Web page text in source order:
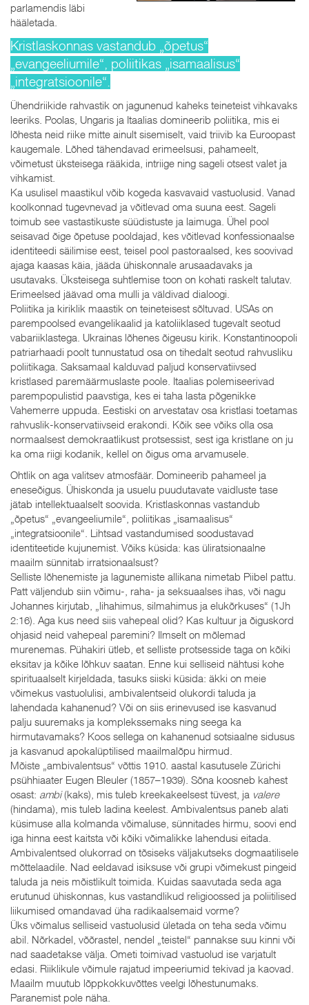
parlamendis läbi
hääletada.
Kristlaskonnas vastandub „õpetus“
„evangeeliumile“, poliitikas „isamaalisus“
„integratsioonile“.
Ühendriikide rahvastik on jagunenud kaheks teineteist vihkavaks
leeriks. Poolas, Ungaris ja Itaalias domineerib poliitika, mis ei
lõhesta neid riike mitte ainult sisemiselt, vaid triivib ka Euroopast
kaugemale. Lõhed tähendavad erimeelsusi, pahameelt,
võimetust üksteisega rääkida, intriige ning sageli otsest valet ja
vihkamist.
Ka usulisel maastikul võib kogeda kasvavaid vastuolusid. Vanad
koolkonnad tugevnevad ja võitlevad oma suuna eest. Sageli
toimub see vastastikuste süüdistuste ja laimuga. Ühel pool
seisavad õige õpetuse pooldajad, kes võitlevad konfessionaalse
identiteedi säilimise eest, teisel pool pastoraalsed, kes soovivad
ajaga kaasas käia, jääda ühiskonnale arusaadavaks ja
usutavaks. Üksteisega suhtlemise toon on kohati raskelt talutav.
Erimeelsed jäävad oma mulli ja väldivad dialoogi.
Poliitika ja kiriklik maastik on teineteisest sõltuvad. USAs on
parempoolsed evangelikaalid ja katoliiklased tugevalt seotud
vabariiklastega. Ukrainas lõhenes õigeusu kirik. Konstantinoopoli
patriarhaadi poolt tunnustatud osa on tihedalt seotud rahvusliku
poliitikaga. Saksamaal kalduvad paljud konservatiivsed
kristlased paremäärmuslaste poole. Itaalias polemiseerivad
parempopulistid paavstiga, kes ei taha lasta põgenikke
Vahemerre uppuda. Eestiski on arvestatav osa kristlasi toetamas
rahvuslik-konservatiivseid erakondi. Kõik see võiks olla osa
normaalsest demokraatlikust protsessist, sest iga kristlane on ju
ka oma riigi kodanik, kellel on õigus oma arvamusele.
Ohtlik on aga valitsev atmosfäär. Domineerib pahameel ja
eneseõigus. Ühiskonda ja usuelu puudutavate vaidluste tase
jätab intellektuaalselt soovida. Kristlaskonnas vastandub
„õpetus“ „evangeeliumile“, poliitikas „isamaalisus“
„integratsioonile“. Lihtsad vastandumised soodustavad
identiteetide kujunemist. Võiks küsida: kas üliratsionaalne
maailm sünnitab irratsionaalsust?
Selliste lõhenemiste ja lagunemiste allikana nimetab Piibel pattu.
Patt väljendub siin võimu-, raha- ja seksuaalses ihas, või nagu
Johannes kirjutab, „lihahimus, silmahimus ja elukõrkuses“ (1Jh
2:16). Aga kus need siis vahepeal olid? Kas kultuur ja õiguskord
ohjasid neid vahepeal paremini? Ilmselt on mõlemad
murenemas. Pühakiri ütleb, et selliste protsesside taga on kõiki
eksitav ja kõike lõhkuv saatan. Enne kui selliseid nähtusi kohe
spirituaalselt kirjeldada, tasuks siiski küsida: äkki on meie
võimekus vastuolulisi, ambivalentseid olukordi taluda ja
lahendada kahanenud? Või on siis erinevused ise kasvanud
palju suuremaks ja komplekssemaks ning seega ka
hirmutavamaks? Koos sellega on kahanenud sotsiaalne sidusus
ja kasvanud apokalüptilised maailmalõpu hirmud.
Mõiste „ambivalentsus“ võttis 1910. aastal kasutusele Zürichi
psühhiaater Eugen Bleuler (1857–1939). Sõna koosneb kahest
osast: ambi(kaks), mis tuleb kreekakeelsest tüvest, ja valere
(hindama), mis tuleb ladina keelest. Ambivalentsus paneb alati
küsimuse alla kolmanda võimaluse, sünnitades hirmu, soovi end
iga hinna eest kaitsta või kõiki võimalikke lahendusi eitada.
Ambivalentsed olukorrad on tõsiseks väljakutseks dogmaatilisele
mõttelaadile. Nad eeldavad isiksuse või grupi võimekust pingeid
taluda ja neis mõistlikult toimida. Kuidas saavutada seda aga
erutunud ühiskonnas, kus vastandlikud religioossed ja poliitilised
liikumised omandavad üha radikaalsemaid vorme?
Üks võimalus selliseid vastuolusid ületada on teha seda võimu
abil. Nõrkadel, võõrastel, nendel „teistel“ pannakse suu kinni või
nad saadetakse välja. Ometi toimivad vastuolud ise varjatult
edasi. Riiklikule võimule rajatud impeeriumid tekivad ja kaovad.
Maailm muutub lõppkokkuvõttes veelgi lõhestunumaks.
Paranemist pole näha.